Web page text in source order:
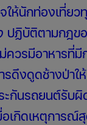
ให้นักท่องเที่ยว
ปฏิบัติตามกฎข
ควรมีอาหารที่มี
รดึงดูดช้างป่าใ
กันรถยนต์รับผิ
อเกิดเหตุการ